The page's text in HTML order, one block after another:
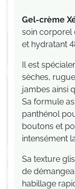
Gel-crème
soin corporel
et hydratant
Il est
sèches,
jambes ainsi
Sa formule
panthénol
boutons et
intensément
Sa texture
de
habillage